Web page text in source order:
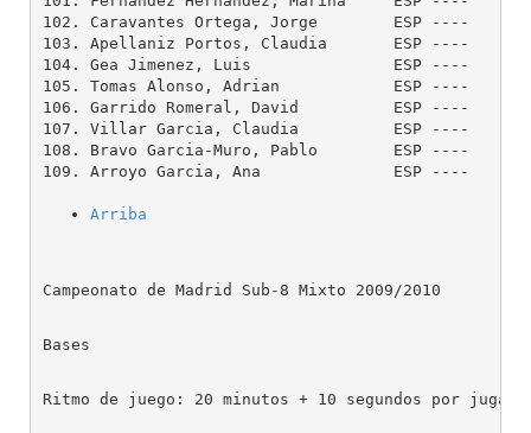
102. Caravantes Ortega, Jorge        ESP ----
103. Apellaniz Portos, Claudia       ESP ----
104. Gea Jimenez, Luis               ESP ----
105. Tomas Alonso, Adrian            ESP ----
106. Garrido Romeral, David          ESP ----
107. Villar Garcia, Claudia          ESP ----
108. Bravo Garcia-Muro, Pablo        ESP ----
109. Arroyo Garcia, Ana              ESP ----
Arriba
Campeonato de Madrid Sub-8 Mixto 2009/2010
Bases
Ritmo de juego: 20 minutos + 10 segundos por jugada